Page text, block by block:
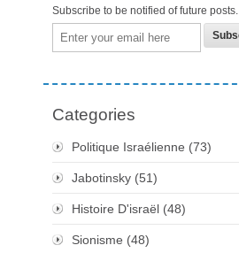
Subscribe to be notified of future posts.
Email
Categories
Politique Israélienne (73)
Jabotinsky (51)
Histoire D'israël (48)
Sionisme (48)